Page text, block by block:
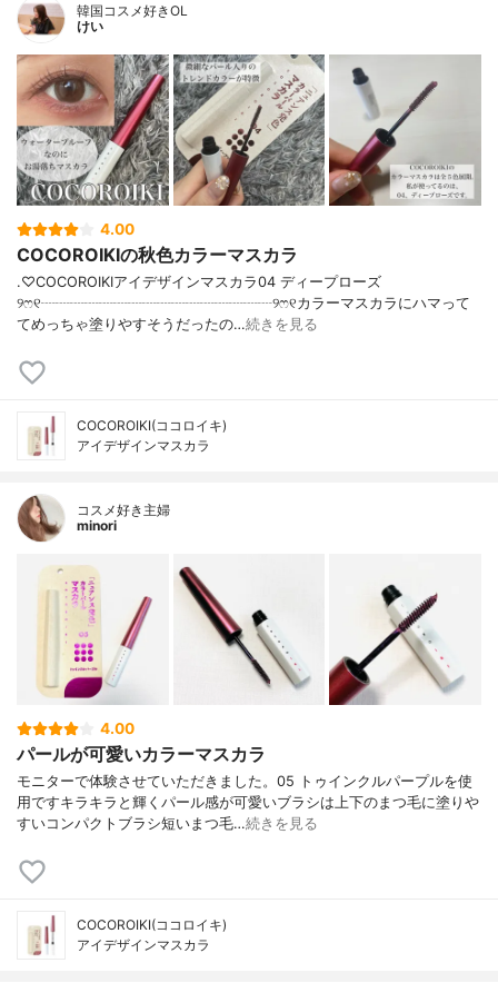
韓国コスメ好きOL
けい
4.00
COCOROIKIの秋色カラーマスカラ
.♡COCOROIKIアイデザインマスカラ04 ディープローズ
୨ෆ୧┈┈┈┈┈┈┈┈┈┈┈┈┈┈┈┈୨ෆ୧カラーマスカラにハマって
てめっちゃ塗りやすそうだったの…続きを見る
COCOROIKI(ココロイキ)
アイデザインマスカラ
コスメ好き主婦
minori
4.00
パールが可愛いカラーマスカラ
モニターで体験させていただきました。05 トゥインクルパープルを使
用ですキラキラと輝くパール感が可愛いブラシは上下のまつ毛に塗りや
すいコンパクトブラシ短いまつ毛…続きを見る
COCOROIKI(ココロイキ)
アイデザインマスカラ